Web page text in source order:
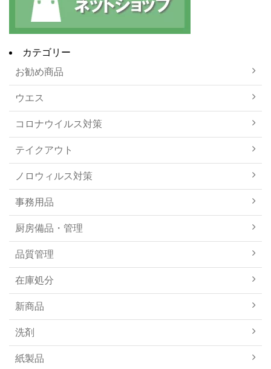
カテゴリー
お勧め商品
ウエス
コロナウイルス対策
テイクアウト
ノロウィルス対策
事務用品
厨房備品・管理
品質管理
在庫処分
新商品
洗剤
紙製品